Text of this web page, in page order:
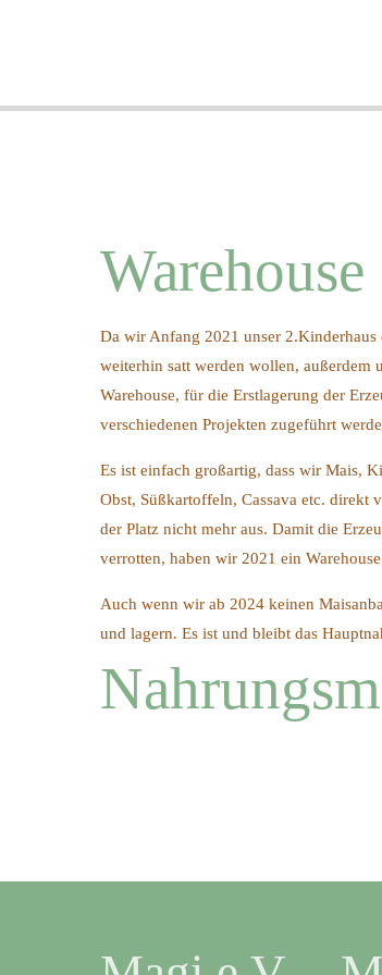
Warehouse
Da wir Anfang 2021 unser
weiterhin satt werden wollen, außerdem
Warehouse, für die Erstlagerung der
verschiedenen Projekten zugeführt
Es ist einfach großartig, dass wir Mais,
Obst, Süßkartoffeln, Cassava etc. direkt
der Platz nicht mehr aus. Damit die
verrotten, haben wir 2021 ein
Auch wenn wir ab 2024 keinen
und lagern. Es ist und bleibt das